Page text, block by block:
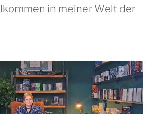
in meiner Welt der